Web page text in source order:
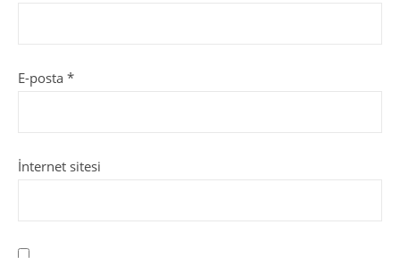
E-posta *
İnternet sitesi